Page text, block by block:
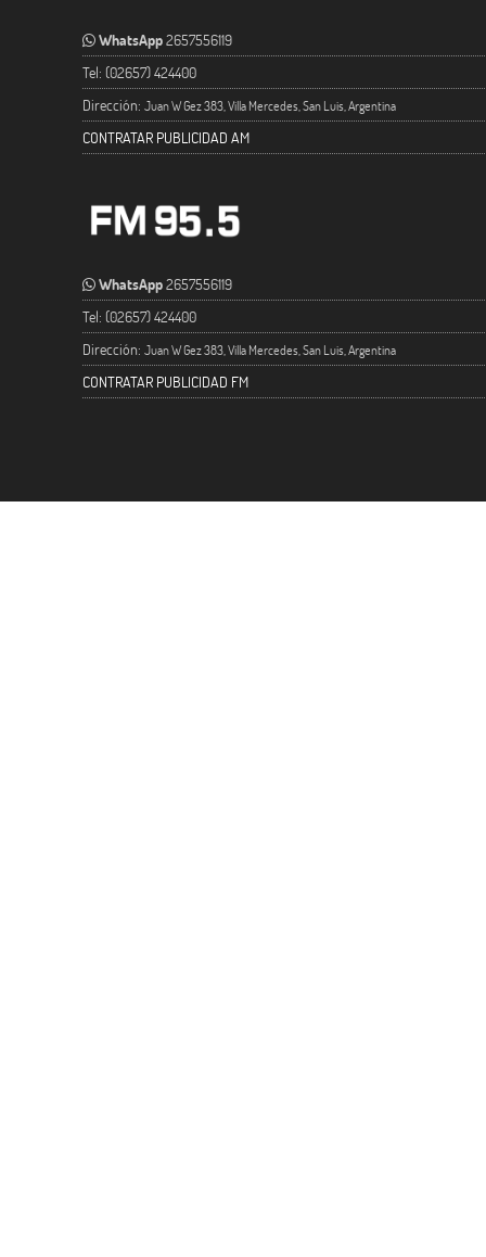
WhatsApp2657556119
Tel: (02657) 424400
Dirección: Juan W Gez 383, Villa Mercedes, San Luis, Argentina
CONTRATAR PUBLICIDAD AM
WhatsApp2657556119
Tel: (02657) 424400
Dirección: Juan W Gez 383, Villa Mercedes, San Luis, Argentina
CONTRATAR PUBLICIDAD FM